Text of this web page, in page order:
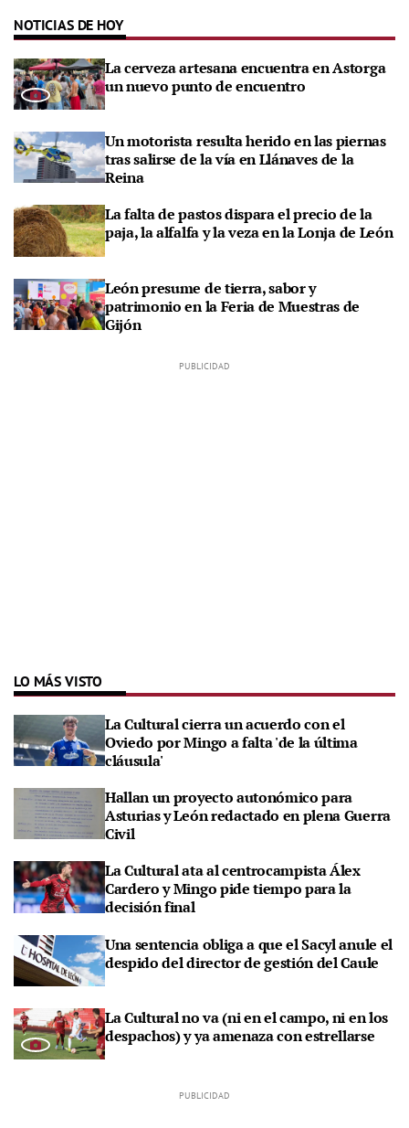
NOTICIAS DE HOY
La cerveza artesana encuentra en Astorga
un nuevo punto de encuentro
Un motorista resulta herido en las piernas
tras salirse de la vía en Llánaves de la
Reina
La falta de pastos dispara el precio de la
paja, la alfalfa y la veza en la Lonja de León
León presume de tierra, sabor y
patrimonio en la Feria de Muestras de
Gijón
LO MÁS VISTO
La Cultural cierra un acuerdo con el
Oviedo por Mingo a falta 'de la última
cláusula'
Hallan un proyecto autonómico para
Asturias y León redactado en plena Guerra
Civil
La Cultural ata al centrocampista Álex
Cardero y Mingo pide tiempo para la
decisión final
Una sentencia obliga a que el Sacyl anule el
despido del director de gestión del Caule
La Cultural no va (ni en el campo, ni en los
despachos) y ya amenaza con estrellarse